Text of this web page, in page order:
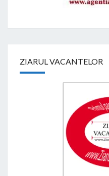
ZIARUL VACANTELOR